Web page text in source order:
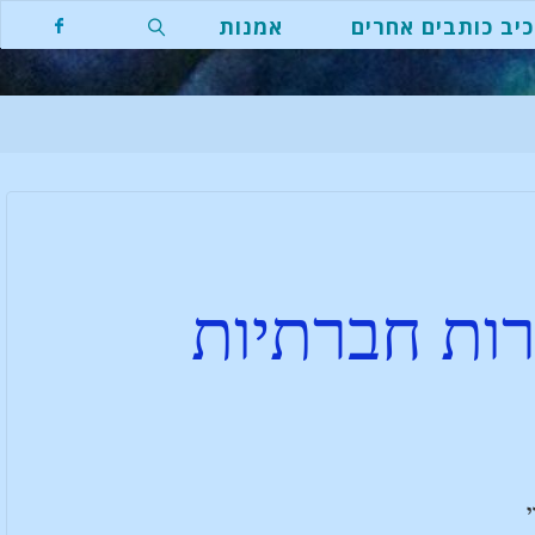
כותבים אחרים אמנות
חברתיות